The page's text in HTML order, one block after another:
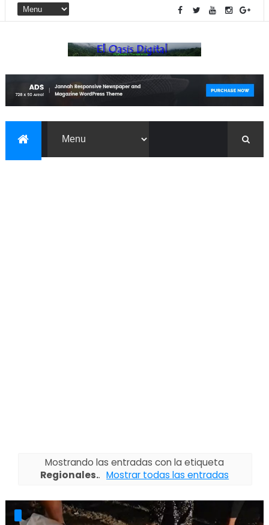
Mostrando las entradas con la etiqueta
Regionales.. Mostrar todas las entradas